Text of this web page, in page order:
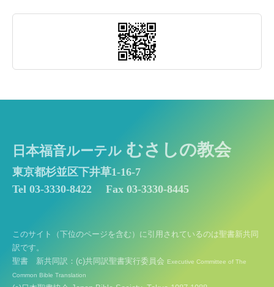
日本福音ルーテル むさしの教会
東京都杉並区下井草1-16-7
Tel 03-3330-8422
Fax 03-3330-8445
このサイト（下位のページを含む）に引用されているのは聖書新共同
訳です。
聖書 新共同訳：(c)共同訳聖書実行委員会 Executive Committee of The
Common Bible Translation